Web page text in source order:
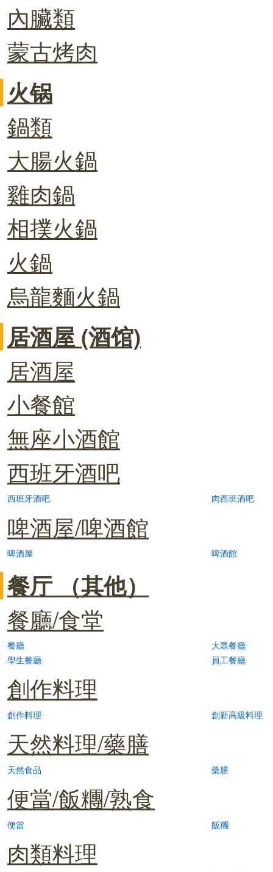
內臟類
蒙古烤肉
火锅
鍋類
大腸火鍋
雞肉鍋
相撲火鍋
火鍋
烏龍麵火鍋
居酒屋 (酒馆)
居酒屋
小餐館
無座小酒館
西班牙酒吧
西班牙酒吧 肉西班酒吧
啤酒屋/啤酒館
啤酒屋 啤酒館
餐厅 （其他）
餐廳/食堂
餐廳
大眾餐廳
學生餐廳
員工餐廳
創作料理
創作料理 創新高級料理
天然料理/藥膳
天然食品 藥膳
便當/飯糰/熟食
便當 飯糰
肉類料理